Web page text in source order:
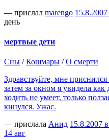
— прислал marengo
день
мертвые дети
Сны /Кошмары /О смерти
Здравствуйте, мне
затем за окном я увидела
ходить не умеет, только
кинулся. Ужас.
— прислала Анид 15.8.2007
14 авг